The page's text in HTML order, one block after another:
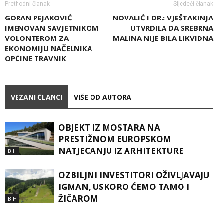
Prethodni članak
GORAN PEJAKOVIĆ
IMENOVAN SAVJETNIKOM
VOLONTEROM ZA
EKONOMIJU NAČELNIKA
OPĆINE TRAVNIK
Sljedeći članak
NOVALIĆ I DR.: VJEŠTAKINJA
UTVRDILA DA SREBRNA
MALINA NIJE BILA LIKVIDNA
VEZANI ČLANCI VIŠE OD AUTORA
BIH
OBJEKT IZ MOSTARA NA
PRESTIŽNOM EUROPSKOM
NATJECANJU IZ ARHITEKTURE
BIH
OZBILJNI INVESTITORI OŽIVLJAVAJU
IGMAN, USKORO ĆEMO TAMO I
ŽIČAROM